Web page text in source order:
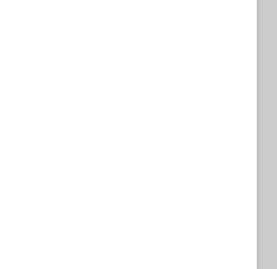
alle ministre che
Delcy nel viaggio, quella del
Fondazione Marca País,
delle Nazioni unite, il 9%
non ha accesso
detto Rodr